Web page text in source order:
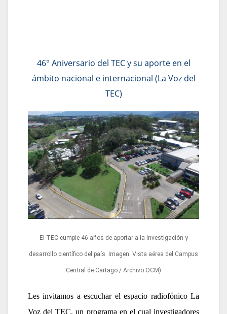
46° Aniversario del TEC y su aporte en el
ámbito nacional e internacional (La Voz del
TEC)
El TEC cumple 46 años de aportar a la investigación y
desarrollo científico del país. Imagen: Vista aérea del Campus
Central de Cartago / Archivo OCM)
Les invitamos a escuchar el espacio radiofónico La
Voz del TEC, un programa en el cual investigadores